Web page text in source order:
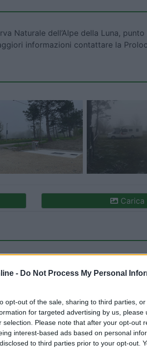
- Do Not Process My Personal
opt-out of the sale, sharing to third parties,
for targeted advertising by us,
selection. Please note that after your opt-out
interest-based ads based on personal
to third parties prior to your opt-out.
Naturale dell’Alpe della Luna,
informazioni contattare la
(1) Accoglienza (1)